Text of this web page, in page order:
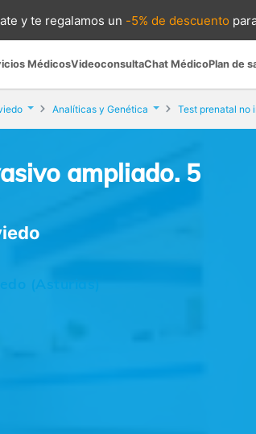
yte regalamos un -5% de descuento
MédicosVideoconsultaChat MédicoPlan de
Analíticas y Genética
ampliado. 5
(Asturias)